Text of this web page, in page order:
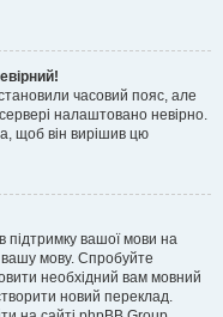
часовий пояс, але
налаштовано невірно.
щоб він вирішив цю
підтримку вашої мови на
мову. Спробуйте
необхідний вам мовний
новий переклад.